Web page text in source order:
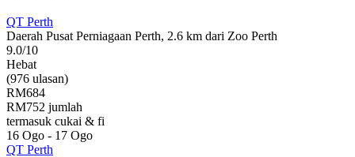
QT Perth
Daerah Pusat Perniagaan Perth, 2.6 km dari Zoo Perth
9.0/10
Hebat
(976 ulasan)
RM684
RM752 jumlah
termasuk cukai & fi
16 Ogo - 17 Ogo
QT Perth